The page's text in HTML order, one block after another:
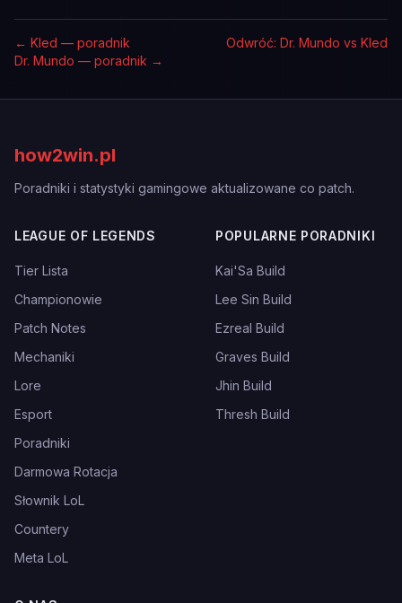
← Kled — poradnik
Odwróć: Dr. Mundo vs Kled
Dr. Mundo — poradnik →
how2win.pl
Poradniki i statystyki gamingowe aktualizowane co patch.
LEAGUE OF LEGENDS
Tier Lista
Championowie
Patch Notes
Mechaniki
Lore
Esport
Poradniki
Darmowa Rotacja
Słownik LoL
Countery
Meta LoL
POPULARNE PORADNIKI
Kai'Sa Build
Lee Sin Build
Ezreal Build
Graves Build
Jhin Build
Thresh Build